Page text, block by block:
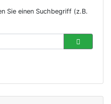
Sie einen Suchbegriff (z.B.